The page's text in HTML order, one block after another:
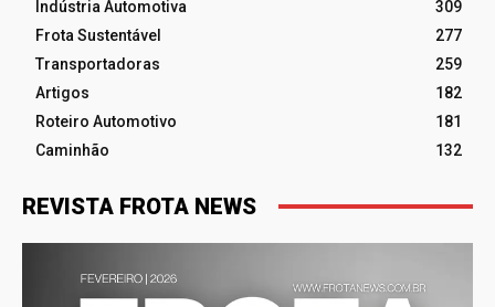
Indústria Automotiva
309
Frota Sustentável
277
Transportadoras
259
Artigos
182
Roteiro Automotivo
181
Caminhão
132
REVISTA FROTA NEWS